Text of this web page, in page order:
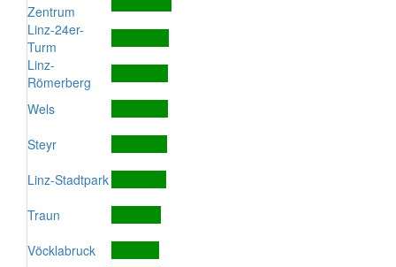
Zentrum
Linz-24er-
Turm
Linz-
Römerberg
Wels
Steyr
Linz-Stadtpark
Traun
Vöcklabruck